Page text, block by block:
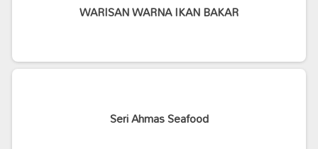
WARISAN WARNA IKAN BAKAR
Seri Ahmas Seafood